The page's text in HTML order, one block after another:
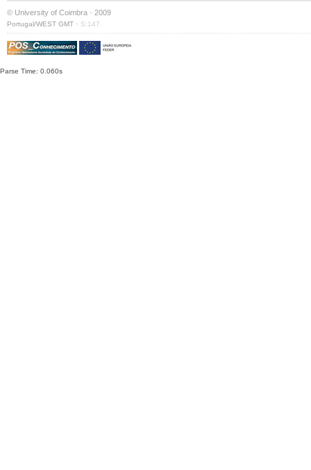
© University of Coimbra · 2009
Portugal/WEST GMT · S:147
Parse Time: 0.060s